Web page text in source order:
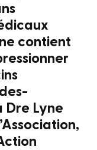
contient
Dre Lyne